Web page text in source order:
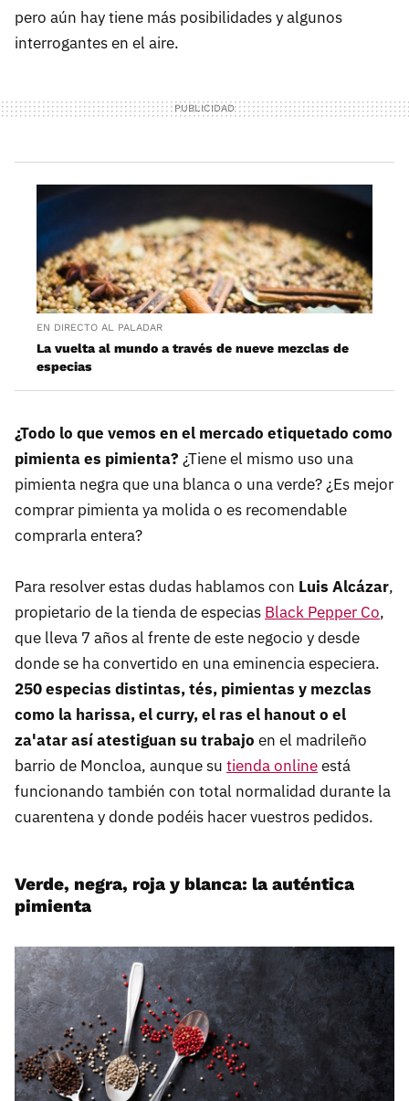
pero aún hay tiene más posibilidades y algunos
interrogantes en el aire.
EN DIRECTO AL PALADAR
La vuelta al mundo a través de nueve mezclas de
especias
¿Todo lo que vemos en el mercado etiquetado como
pimienta es pimienta? ¿Tiene el mismo uso una
pimienta negra que una blanca o una verde? ¿Es mejor
comprar pimienta ya molida o es recomendable
comprarla entera?
Para resolver estas dudas hablamos con Luis Alcázar,
propietario de la tienda de especias Black Pepper Co,
que lleva 7 años al frente de este negocio y desde
donde se ha convertido en una eminencia especiera.
250 especias distintas, tés, pimientas y mezclas
como la harissa, el curry, el ras el hanout o el
za'atar así atestiguan su trabajo en el madrileño
barrio de Moncloa, aunque su tienda onlineestá
funcionando también con total normalidad durante la
cuarentena y donde podéis hacer vuestros pedidos.
Verde, negra, roja y blanca: la auténtica
pimienta